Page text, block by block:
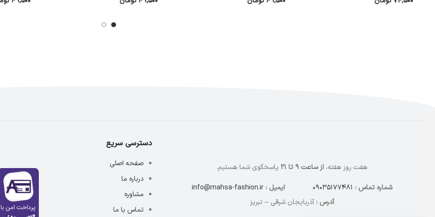
هفت روز هفته، از ساعت ۹ تا ۲۱
پاسخگوی شما هستیم.
شماره تماس : ۰۹۰۳۵۱۷۷۴۸۱ ایمیل : info@mahsa-fashion.ir
آدرس : آذربایجان شرقی – تبریز
دسترسی سریع
صفحه اصلی
درباره ما
مشاوره
تماس با ما